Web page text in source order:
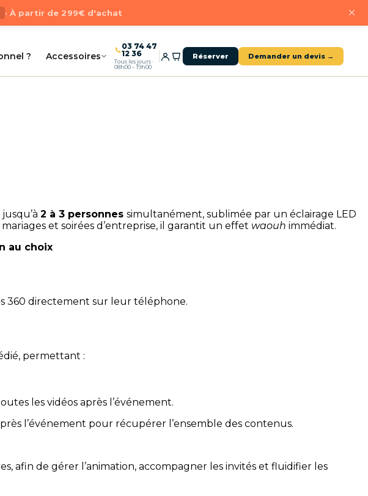
· À partir de 299€ d'achat ×
? Accessoires
03 74 47
12 36
Tous les jours ·
08h00 – 19h00
Réserver Demander un devis →
2 à 3 personnes simultanément, sublimée par un éclairage LED
et soirées d’entreprise, il garantit un effet waouh immédiat.
au choix
360 directement sur leur téléphone.
permettant :
les vidéos après l’événement.
l’événement pour récupérer l’ensemble des contenus.
afin de gérer l’animation, accompagner les invités et fluidifier les